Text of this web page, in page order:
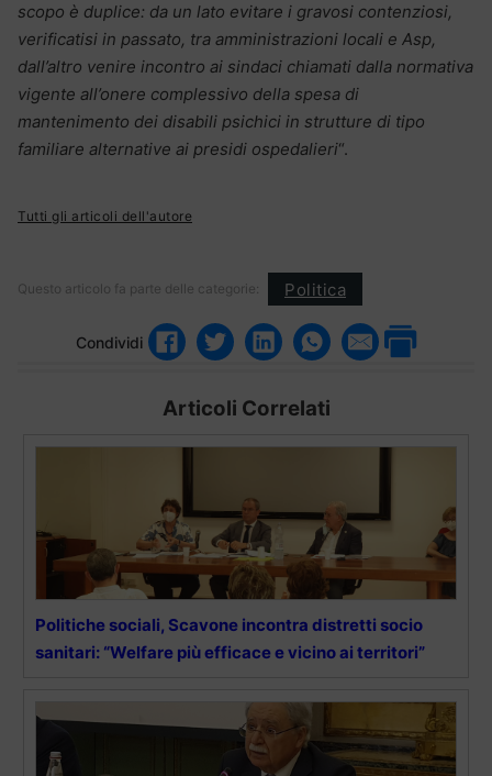
scopo è duplice: da un lato evitare i gravosi contenziosi,
verificatisi in passato, tra amministrazioni locali e Asp,
dall’altro venire incontro ai sindaci chiamati dalla normativa
vigente all’onere complessivo della spesa di
mantenimento dei disabili psichici in strutture di tipo
familiare alternative ai presidi ospedalieri“.
Tutti gli articoli dell'autore
Questo articolo fa parte delle categorie: Politica
Condividi
Articoli Correlati
Politiche sociali, Scavone incontra distretti socio
sanitari: “Welfare più efficace e vicino ai territori”